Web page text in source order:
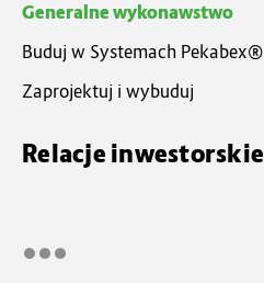
Generalne wykonawstwo
Buduj w Systemach Pekabex®
Zaprojektuj i wybuduj
Relacje inwestorskie